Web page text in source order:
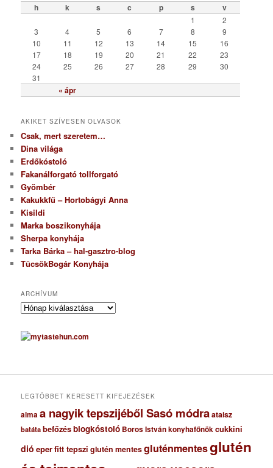
r
h k s c p s v
« ápr
1
2
3
4 5 6 7 8
9
10
11 12 13 14 15
16
17
18 19 20 21 22
23
24
25 26 27 28 29
30
31
AKIKET SZÍVESEN OLVASOK
Csak, mert szeretem…
Dina világa
Erdőkóstoló
Fakanálforgató tollforgató
Gyömbér
Kakukkfű – Hortobágyi Anna
Kisildi
Marka boszikonyhája
Sherpa konyhája
Tarka Bárka – hal-gasztro-blog
TücsökBogár Konyhája
ARCHÍVUM
A
c
h
u
LEGTÖBBET KERESETT KIFEJEZÉSEK
almaa nagyik tepszijéből Sasó módraataisz
batáta befőzésblogkóstoló Boros István konyhafőnökcukkini
dió eperfitt tepszi glutén mentesgluténmentesglutén